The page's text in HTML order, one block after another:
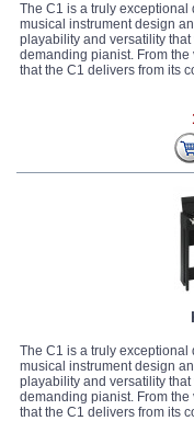
The C1 is a truly exceptional
musical instrument design
playability and versatility
demanding pianist. From the
that the C1 delivers from its
The C1 is a truly exceptional
musical instrument design
playability and versatility
demanding pianist. From the
that the C1 delivers from its